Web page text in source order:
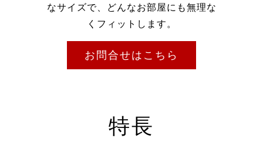
なサイズで、どんなお部屋にも無理な
くフィットします。
お問合せはこちら
特長